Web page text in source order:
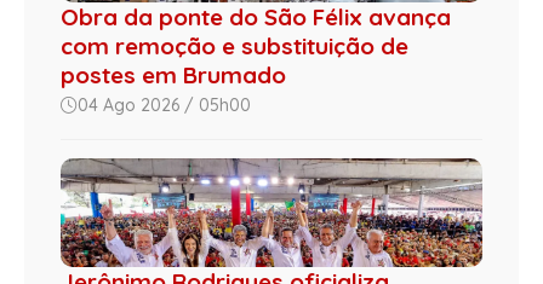
Obra da ponte do São Félix avança
com remoção e substituição de
postes em Brumado
04 Ago 2026 / 05h00